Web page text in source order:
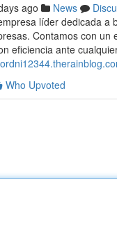
ago News
líder dedicada
Contamos con
eficiencia ante
Who Upvoted